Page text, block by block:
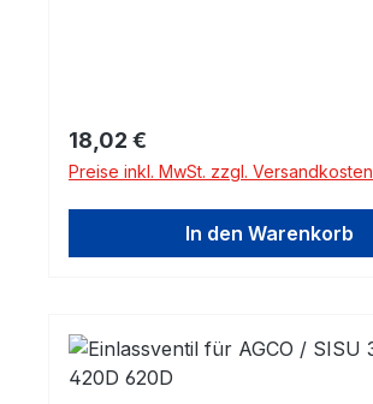
Regulärer Preis:
18,02 €
Preise inkl. MwSt. zzgl. Versandkosten
In den Warenkorb